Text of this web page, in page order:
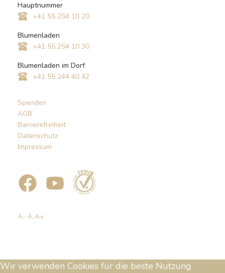
Hauptnummer
+41 55 254 10 20
Blumenladen
+41 55 254 10 30
Blumenladen im Dorf
+41 55 244 40 42
Spenden
AGB
Barrierefreiheit
Datenschutz
Impressum
A- A A+
Wir verwenden Cookies für die beste Nutzung